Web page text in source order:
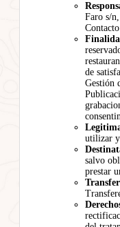
Faro s/
de
Gestión
utilizar
salvo
prestar